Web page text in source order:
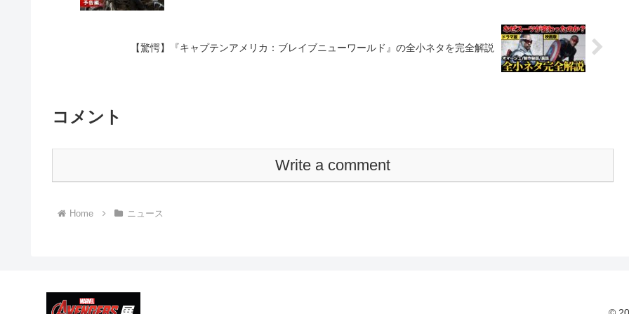
【驚愕】『キャプテンアメリカ：ブレイブニューワールド』の全小ネタを完全解説
コメント
Write a comment
Home ニュース